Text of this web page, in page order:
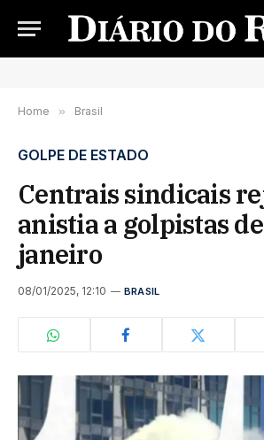
Home » Brasil
GOLPE DE ESTADO
Centrais sindicais
anistia a golpistas
janeiro
08/01/2025, 12:10 BRASIL